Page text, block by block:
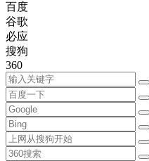
百度
谷歌
必应
搜狗
360